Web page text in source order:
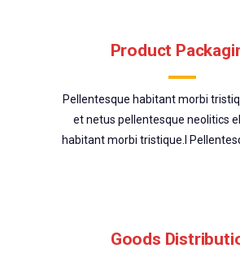
Product
Pellentesque habitant morbi
et netus pellentesque neolitics
habitant morbi tristique.l
Goods